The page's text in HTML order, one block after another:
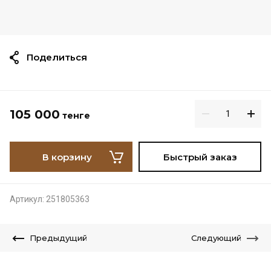
105 000 тенге
В корзину Быстрый заказ
Артикул: 251805363
Поделиться
Предыдущий Следующий